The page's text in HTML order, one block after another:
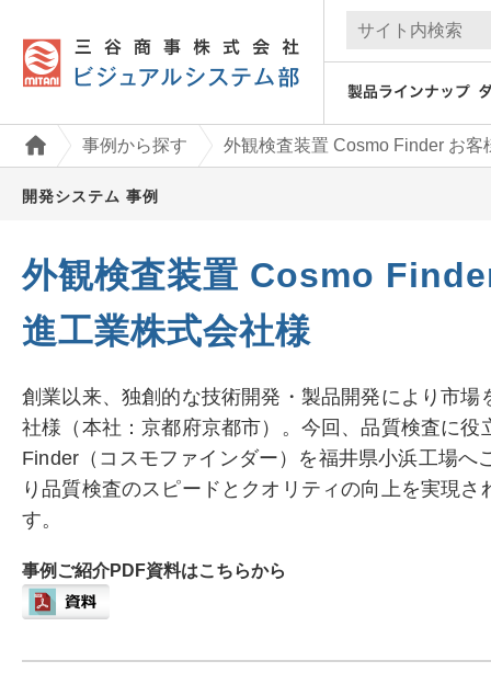
事例から探す 外観検査装置 Cosmo Finder お客
開発システム 事例
外観検査装置 Cosmo
進工業株式会社様
創業以来、独創的な技術開発・製品開発により市場
社様（本社：京都府京都市）。今回、品質検査に役
Finder（コスモファインダー）を福井県小浜工場へ
り品質検査のスピードとクオリティの向上を実現
す。
事例ご紹介PDF資料はこちらから